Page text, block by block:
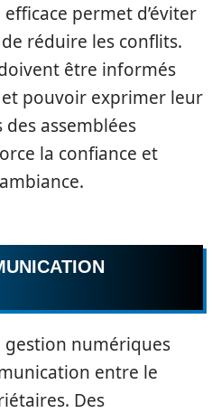
permet d’éviter
réduire les conflits.
être informés
pouvoir exprimer leur
assemblées
la confiance et
numériques
entre le
Des